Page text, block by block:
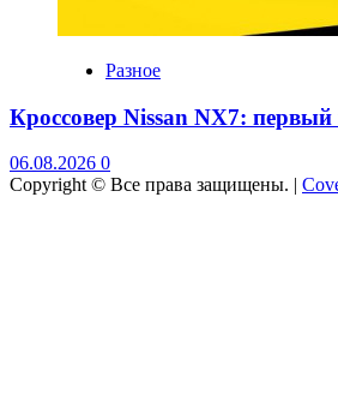
Разное
Кроссовер Nissan NX7: первый
06.08.2026 0
Copyright © Все права защищены. |